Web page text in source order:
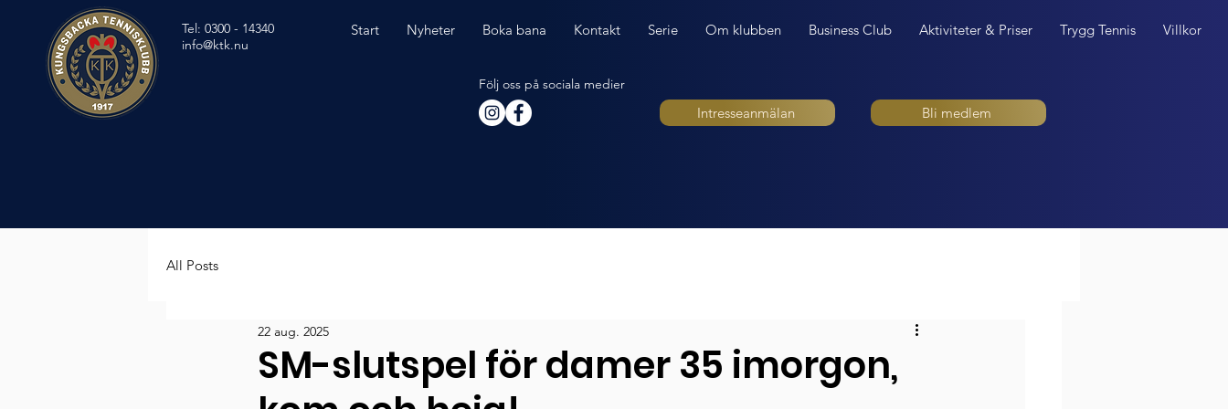
Tel: 0300 - 14340
info@ktk.nu
Följ oss på sociala medier
Intresseanmälan Bli medlem
Start Nyheter Boka bana Kontakt Serie Om klubben Business Club Aktiviteter & Priser Trygg Tennis Villkor
All Posts
SM-slutspel för damer 35 imorgon,
22 aug. 2025